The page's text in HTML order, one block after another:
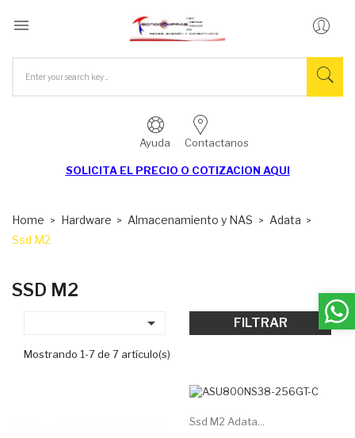

Ayuda Contactanos
SOLICITA EL PRECIO O COTIZACION AQUI
Home Hardware Almacenamiento y NAS
Adata
Ssd M2
SSD M2
 FILTRAR
Mostrando 1-7 de 7 artículo(s)
Ssd M2 Adata...